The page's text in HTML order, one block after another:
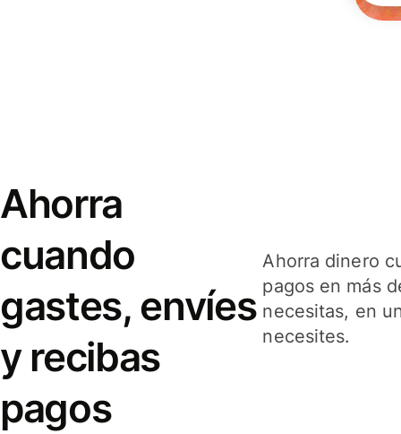
Ahorra
cuando
gastes, envíes
y recibas
pagos
Ahorra dinero
pagos en más
necesitas, en
necesites.